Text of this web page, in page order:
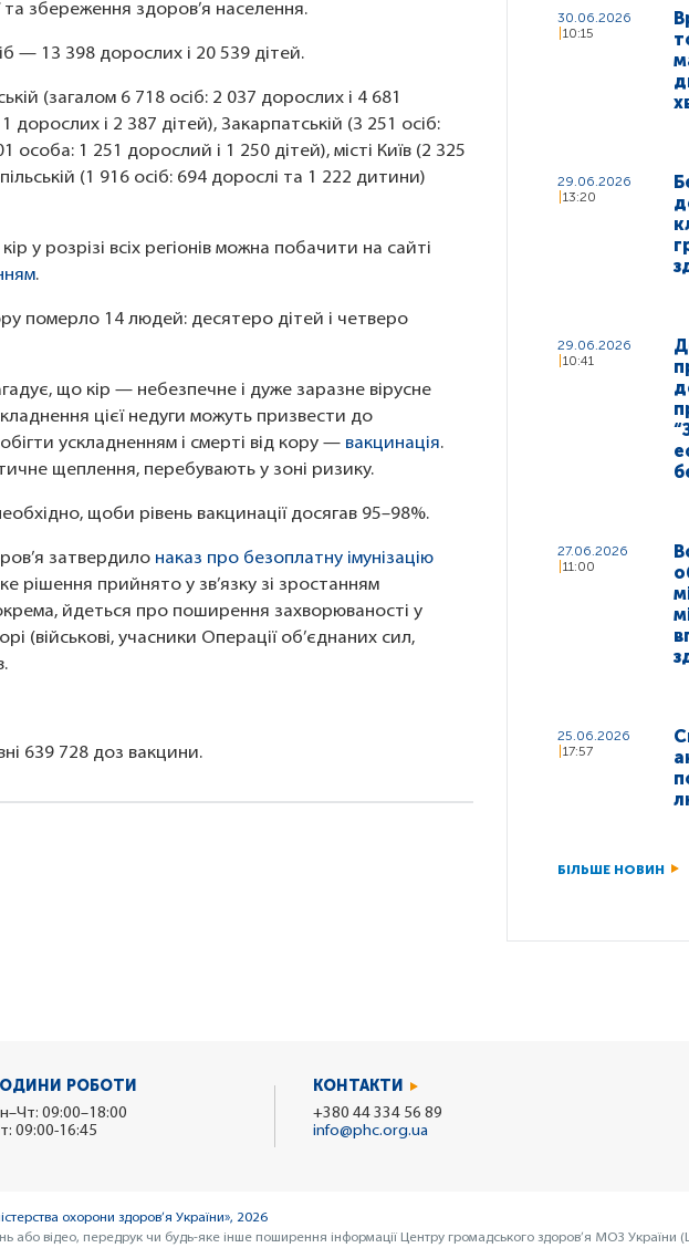
збереження здоров’я населення.
— 13 398 дорослих і 20 539 дітей.
(загалом 6 718 осіб: 2 037 дорослих і 4 681
дорослих і 2 387 дітей), Закарпатській (3 251 осіб:
особа: 1 251 дорослий і 1 250 дітей), місті Київ (2 325
(1 916 осіб: 694 дорослі та 1 222 дитини)
у розрізі всіх регіонів можна побачити на сайті
.
померло 14 людей: десятеро дітей і четверо
що кір — небезпечне і дуже заразне вірусне
цієї недуги можуть призвести до
ускладненням і смерті від кору — вакцинація.
щеплення, перебувають у зоні ризику.
щоби рівень вакцинації досягав 95–98%.
затвердило наказ про безоплатну імунізацію
рішення прийнято у зв’язку зі зростанням
йдеться про поширення захворюваності у
(військові, учасники Операції об’єднаних сил,
639 728 доз вакцини.
30.06.2026
10:15
29.06.2026
13:20
29.06.2026
10:41
27.06.2026
11:00
25.06.2026
17:57
БІЛЬШЕ НОВИН
РОБОТИ
09:00–18:00
09:00-16:45
КОНТАКТИ
+380 44 334 56 89
info@phc.org.ua
охорони здоров’я України», 2026
або відео, передрук чи будь-яке інше поширення інформації Центру громадського здоров’я МОЗ України